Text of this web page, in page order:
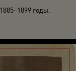
годы.